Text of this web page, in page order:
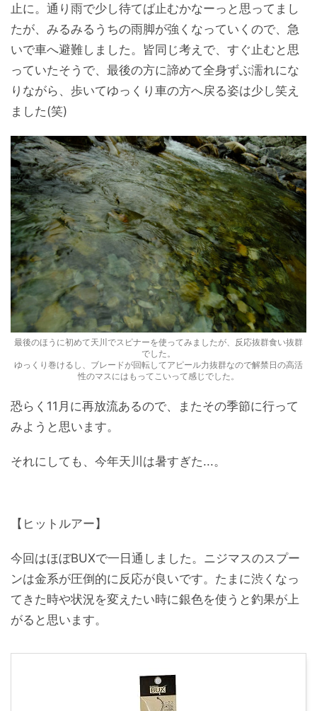
止に。通り雨で少し待てば止むかなーっと思ってまし
たが、みるみるうちの雨脚が強くなっていくので、急
いで車へ避難しました。皆同じ考えで、すぐ止むと思
っていたそうで、最後の方に諦めて全身ずぶ濡れにな
りながら、歩いてゆっくり車の方へ戻る姿は少し笑え
ました(笑)
最後のほうに初めて天川でスピナーを使ってみましたが、反応抜群食い抜群
でした。
ゆっくり巻けるし、ブレードが回転してアピール力抜群なので解禁日の高活
性のマスにはもってこいって感じでした。
恐らく11月に再放流あるので、またその季節に行って
みようと思います。
それにしても、今年天川は暑すぎた...。
【ヒットルアー】
今回はほぼBUXで一日通しました。ニジマスのスプー
ンは金系が圧倒的に反応が良いです。たまに渋くなっ
てきた時や状況を変えたい時に銀色を使うと釣果が上
がると思います。